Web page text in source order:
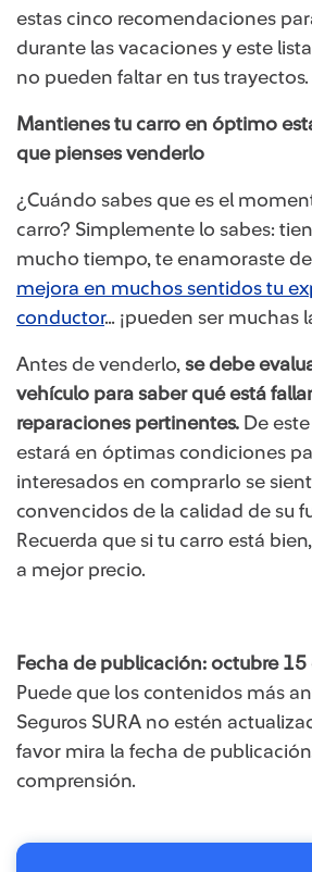
estas cinco recomendaciones
durante las vacaciones y este
no pueden faltar en tus trayectos.
Mantienes tu carro en óptimo
que pienses venderlo
¿Cuándo sabes que es el
carro? Simplemente lo sabes:
mucho tiempo, te enamoraste
mejora en muchos sentidos tu
conductor… ¡pueden ser muchas
Antes de venderlo, se debe
vehículo para saber qué está
reparaciones pertinentes. De
estará en óptimas condiciones
interesados en comprarlo se
convencidos de la calidad de su
Recuerda que si tu carro está
a mejor precio.
Fecha de publicación: octubre
Puede que los contenidos más
Seguros SURA no estén
favor mira la fecha de
comprensión.